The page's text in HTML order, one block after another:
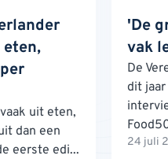
uit eten,
dan een
eerste edi...
'De
vak
De
dit
24 juli